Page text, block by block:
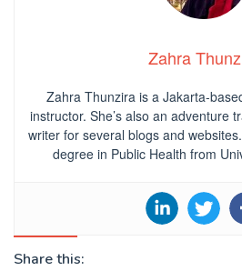
Zahra
Zahra Thunzira is a Jakarta-
instructor. She’s also an adventure
writer for several blogs and
degree in Public Health from
Share this: